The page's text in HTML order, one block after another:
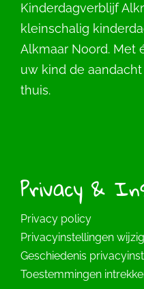
Kinderdagverblijf
kleinschalig
Alkmaar Noord. Met
uw kind de
thuis.
Privacy &
Privacy policy
Privacyinstellingen
Geschiedenis
Toestemmingen